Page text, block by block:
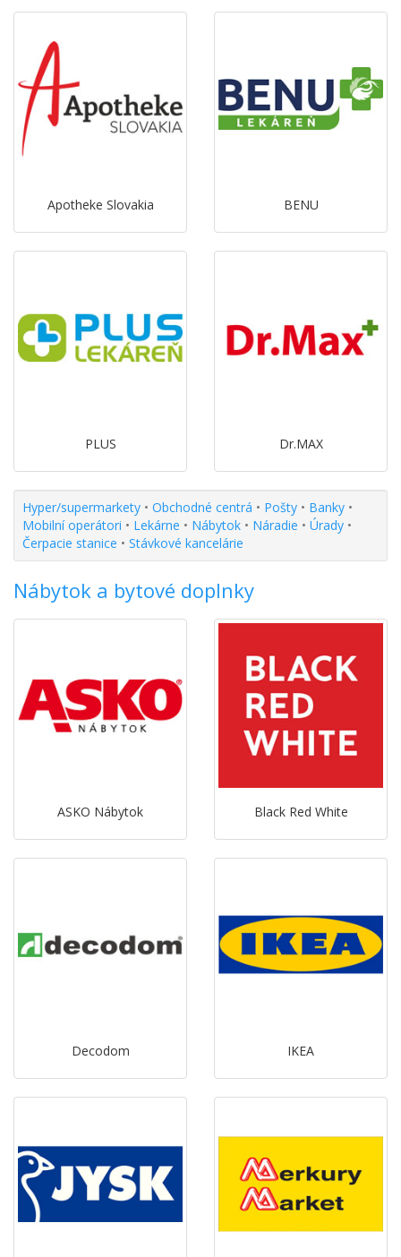
Apotheke Slovakia BENU
PLUS Dr.MAX
Hyper/supermarkety • Obchodné centrá • Pošty • Banky •
Mobilní operátori • Lekárne • Nábytok • Náradie • Úrady •
Čerpacie stanice • Stávkové kancelárie
Nábytok a bytové doplnky
ASKO Nábytok Black Red White
Decodom IKEA